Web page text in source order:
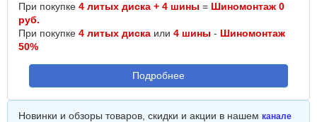
При покупке 4 литых диска + 4 шины = Шиномонтаж 0
руб.
При покупке 4 литых диска или 4 шины - Шиномонтаж
50%
Подробнее
Новинки и обзоры товаров, скидки и акции в нашем канале